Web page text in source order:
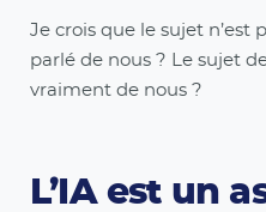
Je crois que le sujet n’est
parlé de nous ? Le sujet
vraiment de nous ?
L’IA est un